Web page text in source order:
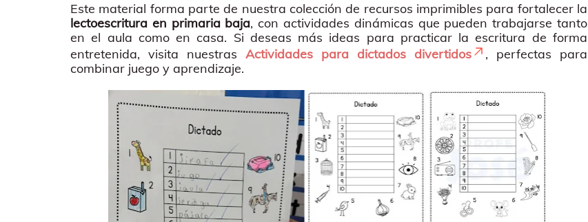
Este material forma parte de nuestra colección de recursos imprimibles para fortalecer la
lectoescritura en primaria baja, con actividades dinámicas que pueden trabajarse tanto
en el aula como en casa. Si deseas más ideas para practicar la escritura de forma
entretenida, visita nuestras Actividades para dictados divertidos
, perfectas para
combinar juego y aprendizaje.